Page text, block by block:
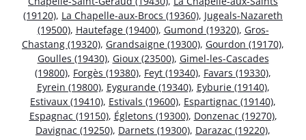
(19120), La Chapelle-aux-Brocs (19360), Jugeals-Nazareth
(19500), Hautefage (19400), Gumond (19320), Gros-
Chastang (19320), Grandsaigne (19300), Gourdon (19170),
Goulles (19430), Gioux (23500), Gimel-les-Cascades
(19800), Forgès (19380), Feyt (19340), Favars (19330),
Eyrein (19800), Eygurande (19340), Eyburie (19140),
Estivaux (19410), Estivals (19600), Espartignac (19140),
Espagnac (19150), Égletons (19300), Donzenac (19270),
Davignac (19250), Darnets (19300), Darazac (19220),